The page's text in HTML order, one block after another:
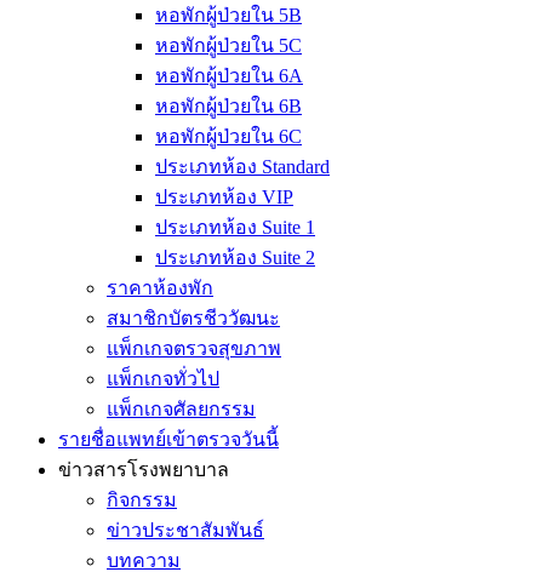
หอพักผู้ป่วยใน 5B
หอพักผู้ป่วยใน 5C
หอพักผู้ป่วยใน 6A
หอพักผู้ป่วยใน 6B
หอพักผู้ป่วยใน 6C
ประเภทห้อง Standard
ประเภทห้อง VIP
ประเภทห้อง Suite 1
ประเภทห้อง Suite 2
ราคาห้องพัก
สมาชิกบัตรชีววัฒนะ
แพ็กเกจตรวจสุขภาพ
แพ็กเกจทั่วไป
แพ็กเกจศัลยกรรม
รายชื่อแพทย์เข้าตรวจวันนี้
ข่าวสารโรงพยาบาล
กิจกรรม
ข่าวประชาสัมพันธ์
บทความ